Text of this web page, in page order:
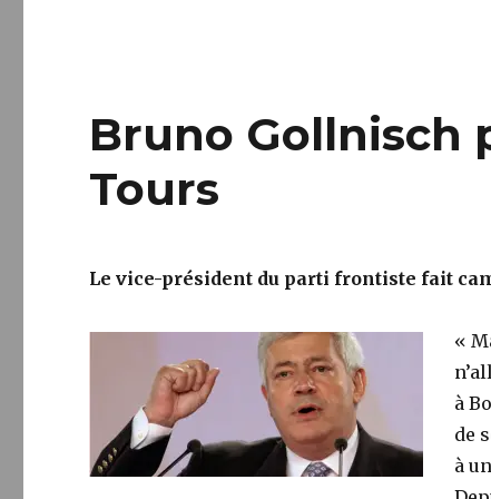
Bruno Gollnisch
Tours
Le vice-président du parti frontiste fait
«
à
de
à